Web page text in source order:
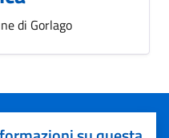
di Gorlago